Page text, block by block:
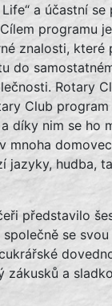
a účastní se
programu
znalosti, které
do
Rotary
Club
díky nim se ho
mnoha
jazyky, hudba,
představilo
se
zákusků a